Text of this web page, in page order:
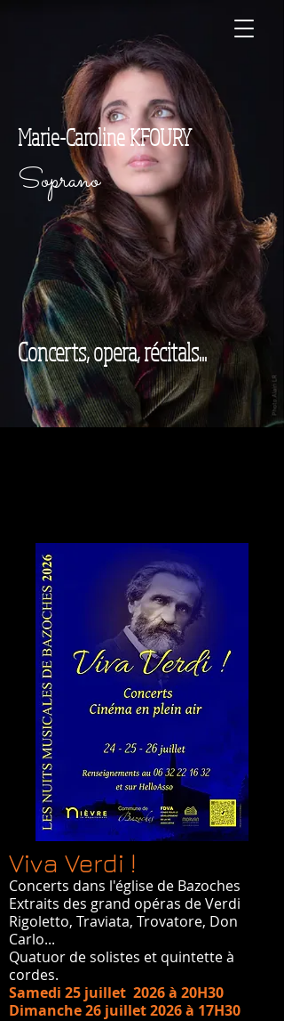
Marie-Caroline KFOURY
Soprano
Concerts, opera, récitals...
Viva Verdi !
Concerts dans l'église de Bazoches
Extraits des grand opéras de Verdi
Rigoletto, Traviata, Trovatore, Don
Carlo...
Quatuor de solistes et quintette à
cordes.
Samedi 25 juillet 2026 à 20H30
Dimanche 26 juillet 2026 à 17H30